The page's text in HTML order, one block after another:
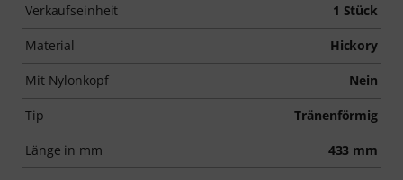
Verkaufseinheit 1 Stück
Material Hickory
Mit Nylonkopf Nein
Tip Tränenförmig
Länge in mm 433 mm